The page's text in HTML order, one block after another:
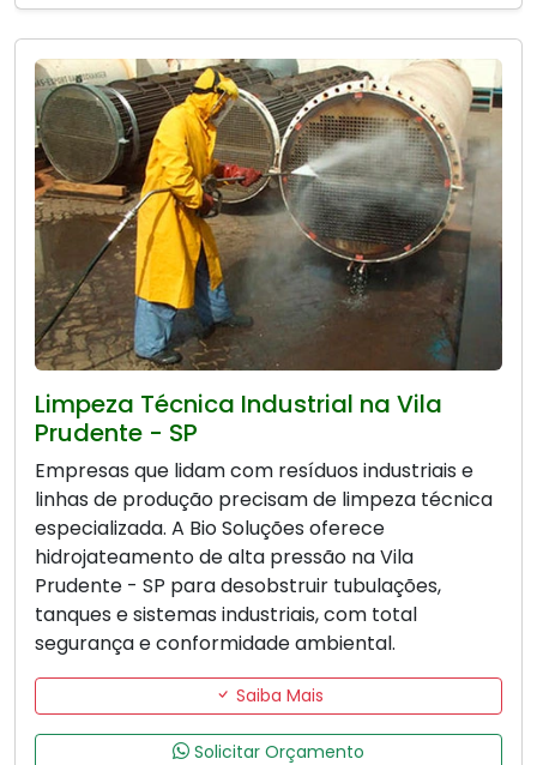
Limpeza Técnica Industrial na Vila
Prudente - SP
Empresas que lidam com resíduos industriais e
linhas de produção precisam de limpeza técnica
especializada. A Bio Soluções oferece
hidrojateamento de alta pressão na Vila
Prudente - SP para desobstruir tubulações,
tanques e sistemas industriais, com total
segurança e conformidade ambiental.
Saiba Mais
Solicitar Orçamento